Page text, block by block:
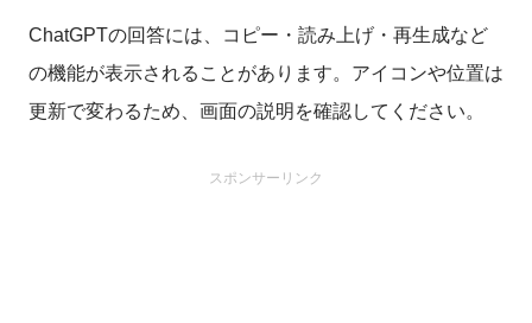
ChatGPTの回答には、コピー・読み上げ・再生成など
の機能が表示されることがあります。アイコンや位置は
更新で変わるため、画面の説明を確認してください。
スポンサーリンク